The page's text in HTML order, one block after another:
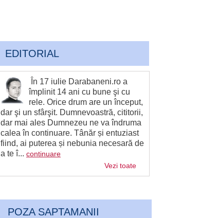
EDITORIAL
În 17 iulie Darabaneni.ro a
împlinit 14 ani cu bune şi cu
rele. Orice drum are un început,
dar şi un sfârşit. Dumnevoastră, cititorii,
dar mai ales Dumnezeu ne va îndruma
calea în continuare. Tânăr și entuziast
fiind, ai puterea și nebunia necesară de
a te î... continuare
Vezi toate
POZA SAPTAMANII